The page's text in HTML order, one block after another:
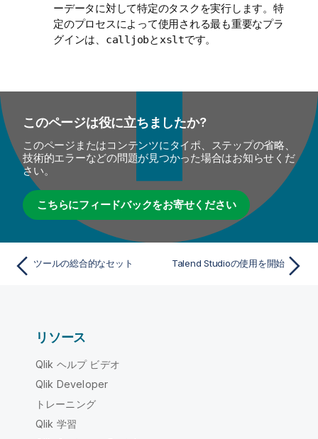
ーデータに対して特定のタスクを実行します。特
定のプロセスによって使用される最も重要なプラ
グインは、 calljobとxsltです。
このページは役に立ちましたか?
このページまたはコンテンツにタイポ、ステップの省略、
技術的エラーなどの問題が見つかった場合はお知らせくだ
さい。
こちらにフィードバックをお寄せください
ツールの総合的なセット Talend Studioの使用を開始
リソース
Qlik ヘルプ ビデオ
Qlik Developer
トレーニング
Qlik 学習